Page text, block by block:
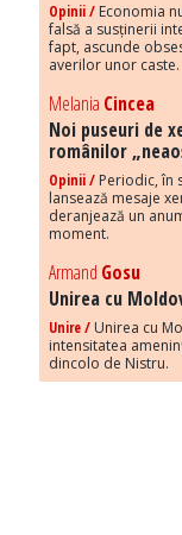
Opinii / Economia
falsă a susținerii
fapt, ascunde
averilor unor caste.
Melania Cincea
Noi puseuri de
românilor
Opinii / Periodic, în
lansează mesaje
deranjează un
moment.
Armand Gosu
Unirea cu
Unire / Unirea cu
intensitatea
dincolo de Nistru.